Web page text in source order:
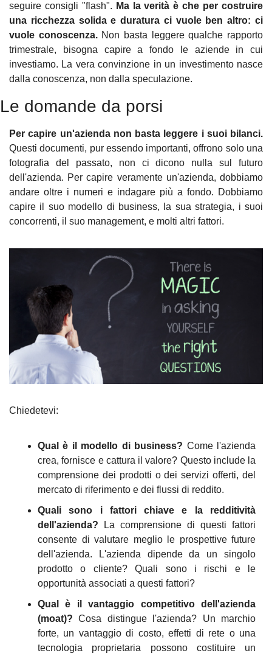
seguire consigli "flash". Ma la verità è che per costruire
una ricchezza solida e duratura ci vuole ben altro: ci
vuole conoscenza. Non basta leggere qualche rapporto
trimestrale, bisogna capire a fondo le aziende in cui
investiamo. La vera convinzione in un investimento nasce
dalla conoscenza, non dalla speculazione.
Le domande da porsi
Per capire un'azienda non basta leggere i suoi bilanci.
Questi documenti, pur essendo importanti, offrono solo una
fotografia del passato, non ci dicono nulla sul futuro
dell'azienda. Per capire veramente un'azienda, dobbiamo
andare oltre i numeri e indagare più a fondo. Dobbiamo
capire il suo modello di business, la sua strategia, i suoi
concorrenti, il suo management, e molti altri fattori.
Chiedetevi:
Qual è il modello di business? Come l'azienda
crea, fornisce e cattura il valore? Questo include la
comprensione dei prodotti o dei servizi offerti, del
mercato di riferimento e dei flussi di reddito.
Quali sono i fattori chiave e la redditività
dell'azienda? La comprensione di questi fattori
consente di valutare meglio le prospettive future
dell'azienda. L'azienda dipende da un singolo
prodotto o cliente? Quali sono i rischi e le
opportunità associati a questi fattori?
Qual è il vantaggio competitivo dell'azienda
(moat)? Cosa distingue l'azienda? Un marchio
forte, un vantaggio di costo, effetti di rete o una
tecnologia proprietaria possono costituire un